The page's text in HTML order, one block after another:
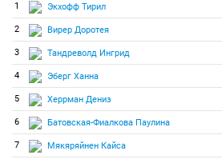
1 Экхофф Тирил
2 Вирер Доротея
3 Тандреволд Ингрид
4 Эберг Ханна
5 Херрман Дениз
6 Батовская-Фиалкова Паулина
7 Мякяряйнен Кайса